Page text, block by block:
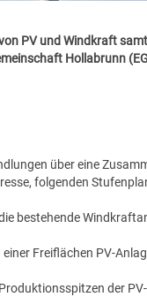
PV und Windkraft
Hollabrunn
über eine
folgenden
bestehende
Freiflächen PV-
der